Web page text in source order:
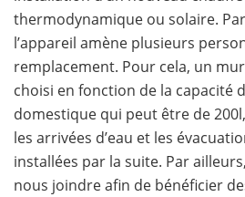
thermodynamique ou solaire.
l’appareil amène plusieurs
remplacement. Pour cela, un
choisi en fonction de la capacité
domestique qui peut être de
les arrivées d’eau et les
installées par la suite. Par
nous joindre afin de bénéficier